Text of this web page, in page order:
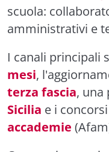
scuola:
amministrativi e
I canali principali
mesi,
terza fascia, una
Sicilia e i
accademie